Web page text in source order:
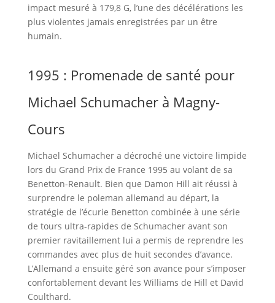
impact mesuré à 179,8 G, l’une des décélérations les
plus violentes jamais enregistrées par un être
humain.
1995 : Promenade de santé pour
Michael Schumacher à Magny-
Cours
Michael Schumacher a décroché une victoire limpide
lors du Grand Prix de France 1995 au volant de sa
Benetton-Renault. Bien que Damon Hill ait réussi à
surprendre le poleman allemand au départ, la
stratégie de l’écurie Benetton combinée à une série
de tours ultra-rapides de Schumacher avant son
premier ravitaillement lui a permis de reprendre les
commandes avec plus de huit secondes d’avance.
L’Allemand a ensuite géré son avance pour s’imposer
confortablement devant les Williams de Hill et David
Coulthard.